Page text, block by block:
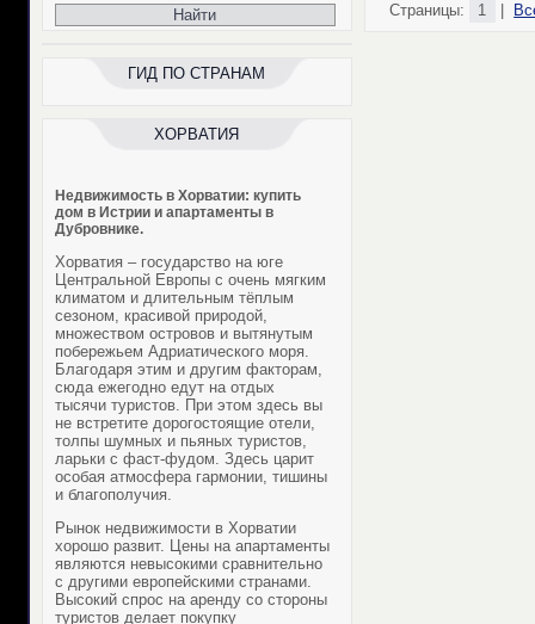
ГИД ПО СТРАНАМ
ХОРВАТИЯ
Недвижимость в Хорватии: купить
дом в Истрии и апартаменты в
Дубровнике.
Хорватия – государство на юге
Центральной Европы с очень мягким
климатом и длительным тёплым
сезоном, красивой природой,
множеством островов и вытянутым
побережьем Адриатического моря.
Благодаря этим и другим факторам,
сюда ежегодно едут на отдых
тысячи туристов. При этом здесь вы
не встретите дорогостоящие отели,
толпы шумных и пьяных туристов,
ларьки с фаст-фудом. Здесь царит
особая атмосфера гармонии, тишины
и благополучия.
Рынок недвижимости в Хорватии
хорошо развит. Цены на апартаменты
являются невысокими сравнительно
с другими европейскими странами.
Высокий спрос на аренду со стороны
туристов делает покупку
Страницы: 1